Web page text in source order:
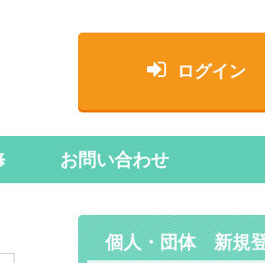
ログイン
お問い合わせ
個人・団体 新規